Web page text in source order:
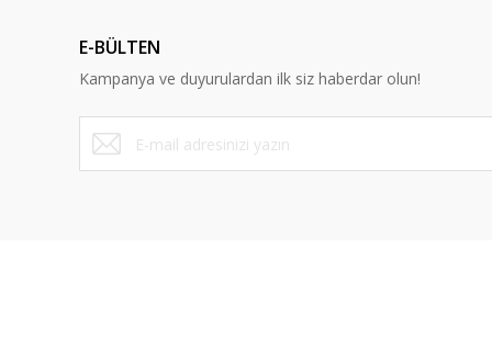
Ürün bilgilerinde hatalar bulunuyor.
Ürün fiyatı diğer sitelerden daha pahalı.
Bu ürüne benzer farklı alternatifler olmalı.
E-BÜLTEN
Kampanya ve duyurulardan ilk siz haberdar olun!